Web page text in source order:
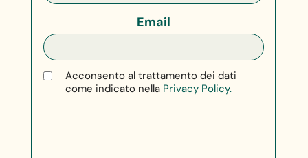
Email
Acconsento al trattamento dei dati
come indicato nella Privacy Policy.